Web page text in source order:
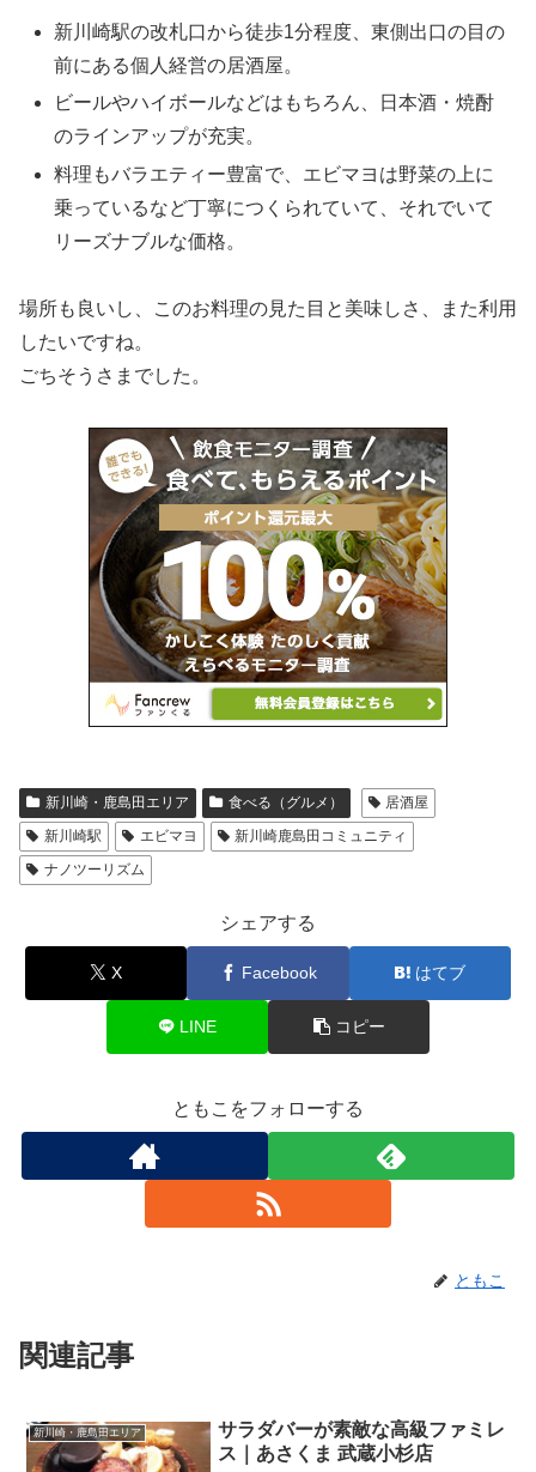
新川崎駅の改札口から徒歩1分程度、東側出口の目の
前にある個人経営の居酒屋。
ビールやハイボールなどはもちろん、日本酒・焼酎
のラインアップが充実。
料理もバラエティー豊富で、エビマヨは野菜の上に
乗っているなど丁寧につくられていて、それでいて
リーズナブルな価格。
場所も良いし、このお料理の見た目と美味しさ、また利用
したいですね。
ごちそうさまでした。
新川崎・鹿島田エリア 食べる（グルメ）
居酒屋
新川崎駅
エビマヨ
新川崎鹿島田コミュニティ
ナノツーリズム
シェアする
X Facebook はてブ
LINE コピー
ともこをフォローする
ともこ
関連記事
新川崎・鹿島田エリア
サラダバーが素敵な高級ファミレ
ス｜あさくま 武蔵小杉店